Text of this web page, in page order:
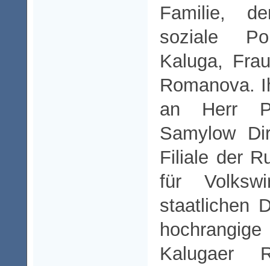
Familie,
soziale
Kaluga,
Romanova.
an Herr
Samylow
Filiale der
für
staatlichen
Kalugaer